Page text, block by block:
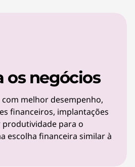
os negócios
melhor desempenho,
financeiros, implantações
para o
escolha financeira similar à